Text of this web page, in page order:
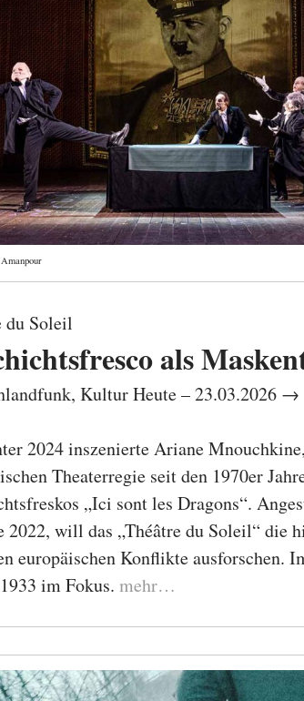
du Soleil
als
Kultur Heute – 23.03.2026 →
2024 inszenierte Ariane
Theaterregie seit den 1970er
„Ici sont les Dragons“.
2022, will das „Théâtre du Soleil“ die
europäischen Konflikte ausforschen.
im Fokus. mehr…